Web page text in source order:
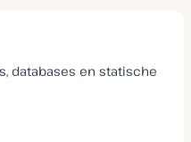
databases en statische